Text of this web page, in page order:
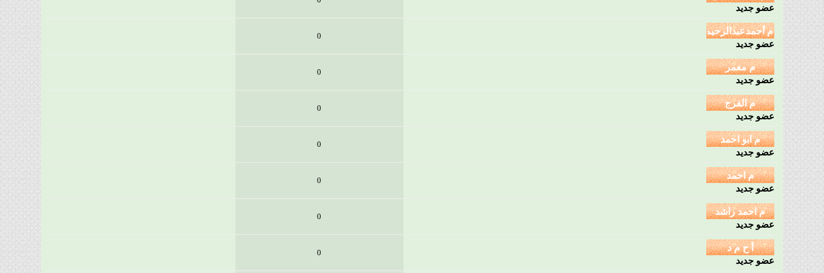
عضو جديد
عضو جديد
0
عضو جديد
0
عضو جديد
0
عضو جديد
0
عضو جديد
0
عضو جديد
0
عضو جديد
0